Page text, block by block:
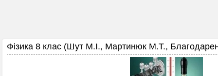
Фізика 8 клас (Шут М.І., Мартинюк М.Т.,